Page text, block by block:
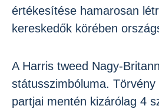
értékesítése hamarosan
kereskedők körében
A Harris tweed Nagy-
státusszimbóluma.
partjai mentén kizárólag 4